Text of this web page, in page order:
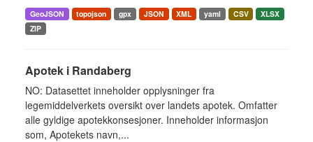
GeoJSON topojson gpx JSON XML yaml CSV
XLSX
ZIP
Apotek i Randaberg
NO: Datasettet inneholder opplysninger fra
legemiddelverkets oversikt over landets apotek. Omfatter
alle gyldige apotekkonsesjoner. Inneholder informasjon
som, Apotekets navn,...